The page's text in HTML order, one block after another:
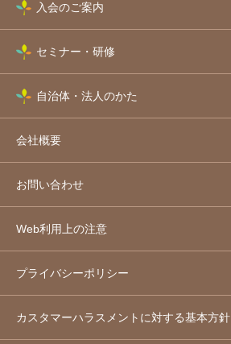
入会のご案内
セミナー・研修
自治体・法人のかた
会社概要
お問い合わせ
Web利用上の注意
プライバシーポリシー
カスタマーハラスメントに対する基本方針